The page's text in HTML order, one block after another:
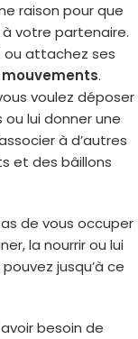
raison pour que
votre partenaire.
ou attachez ses
.
voulez déposer
lui donner une
à d’autres
et des bâillons
de vous occuper
la nourrir ou lui
jusqu’à ce
besoin de